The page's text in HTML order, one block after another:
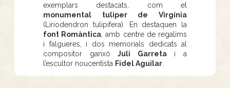
exemplars destacats, com el
monumental tuliper de Virgínia
(Liriodendron tulipifera). En destaquen la
font Romàntica , amb centre de regalims
i falgueres, i dos memorials dedicats al
compositor ganxóJuli Garretai a
l’escultor noucentista Fidel Aguilar